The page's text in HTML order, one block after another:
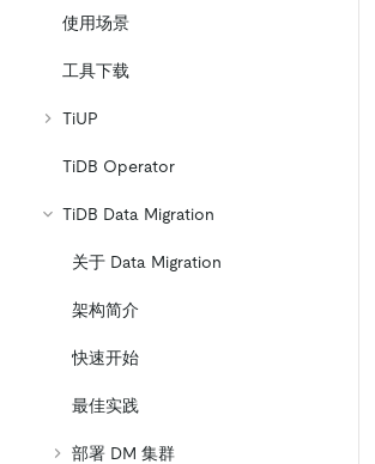
使用场景
工具下载
TiUP
TiDB Operator
TiDB Data Migration
关于 Data Migration
架构简介
快速开始
最佳实践
部署 DM 集群